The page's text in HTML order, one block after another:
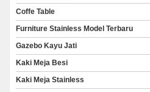
Coffe Table
Furniture Stainless Model Terbaru
Gazebo Kayu Jati
Kaki Meja Besi
Kaki Meja Stainless